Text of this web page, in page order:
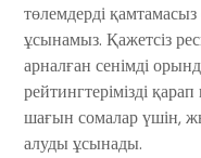
төлемдерді
ұсынамыз. Қажетсіз
арналған сенімді
рейтингтерімізді
шағын сомалар үшін,
алуды ұсынады.